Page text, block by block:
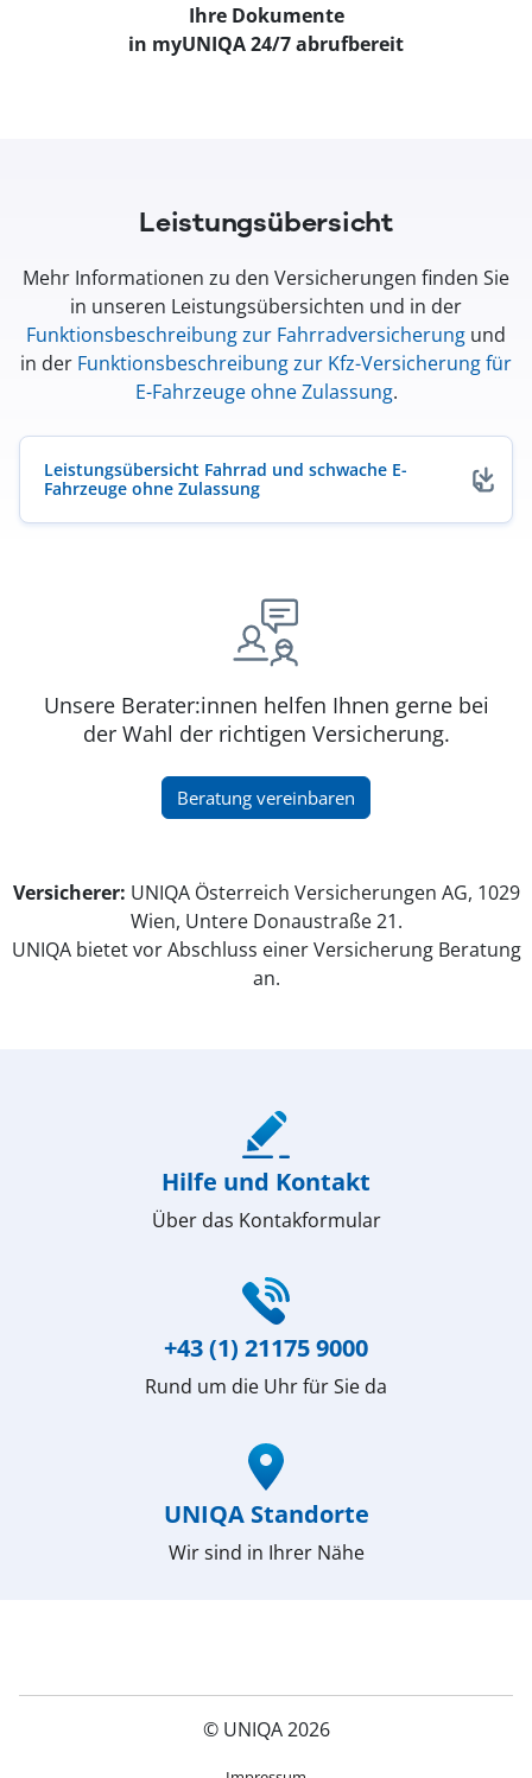
Ihre Dokumente
in myUNIQA 24/7 abrufbereit
Leistungsübersicht
Mehr Informationen zu den Versicherungen finden Sie
in unseren Leistungsübersichten und in der
Funktionsbeschreibung zur Fahrradversicherung und
in der Funktionsbeschreibung zur Kfz-Versicherung für
E-Fahrzeuge ohne Zulassung.
Leistungsübersicht Fahrrad und schwache E-
Fahrzeuge ohne Zulassung
(öffnet in neuem Fenster)
Unsere Berater:innen helfen Ihnen gerne bei
der Wahl der richtigen Versicherung.
Beratung vereinbaren
(öffnet in neuem Fenster)
Versicherer: UNIQA Österreich Versicherungen AG, 1029
Wien, Untere Donaustraße 21.
UNIQA bietet vor Abschluss einer Versicherung Beratung
an.
Hilfe und Kontakt
Über das Kontakformular
+43 (1) 21175 9000
Rund um die Uhr für Sie da
UNIQA Standorte
Wir sind in Ihrer Nähe
© UNIQA 2026